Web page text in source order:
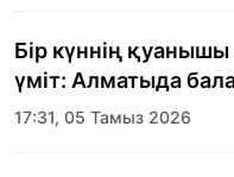
Бір күннің қуанышы
үміт: Алматыда
17:31, 05 Тамыз 2026